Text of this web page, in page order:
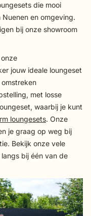
die mooi
en omgeving.
bij onze showroom
jouw ideale loungeset
met losse
waarbij je kunt
loungesets. Onze
je graag op weg bij
Bekijk onze vele
bij één van de